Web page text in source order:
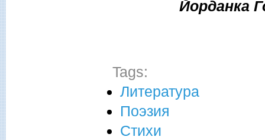
Йорданка
Tags:
Литература
Поэзия
Стихи